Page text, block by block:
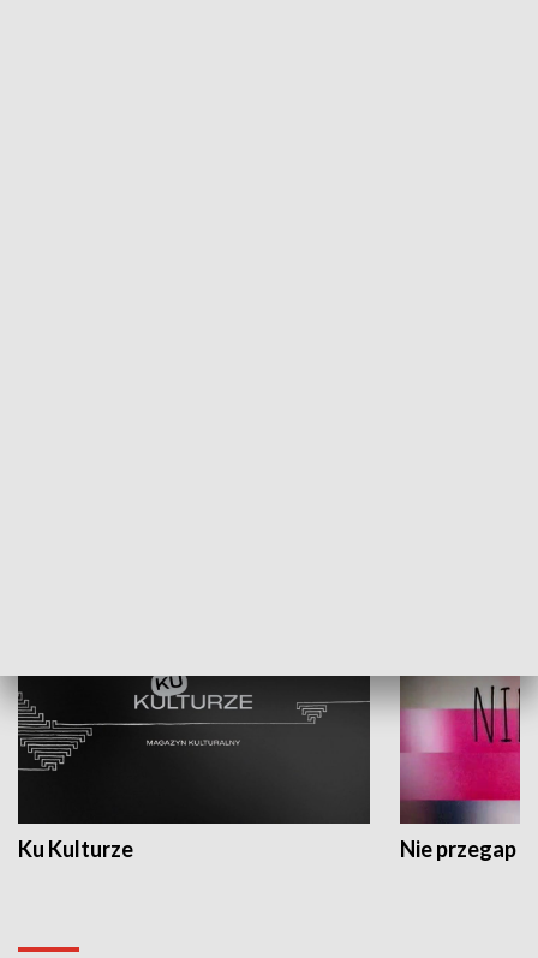
Ku Kulturze Nie przegap